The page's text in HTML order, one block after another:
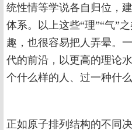
统性情等学说各自归位，
体系。以上这些“理”“气”
趣，也很容易把人弄晕。
代的前沿，以更高的理论
个什么样的人、过一种什
正如原子排列结构的不同